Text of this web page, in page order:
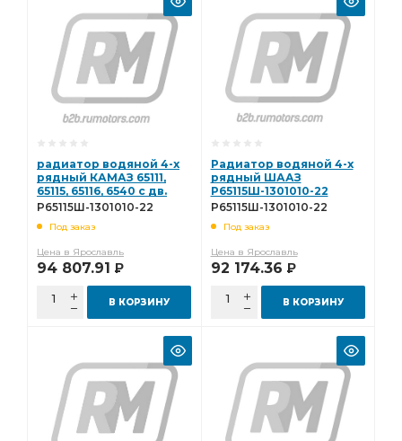
радиатор водяной 4-х
рядный КАМАЗ 65111,
65115, 65116, 6540 с дв.
820.60 260, 740.55, 740.62
Р65115Ш-1301010-22
Под заказ
Цена в Ярославль
94 807.91 Р
В КОРЗИНУ
Радиатор водяной 4-х
рядный ШААЗ
Р65115Ш-1301010-22
Р65115Ш-1301010-22
Под заказ
Цена в Ярославль
92 174.36 Р
В КОРЗИНУ